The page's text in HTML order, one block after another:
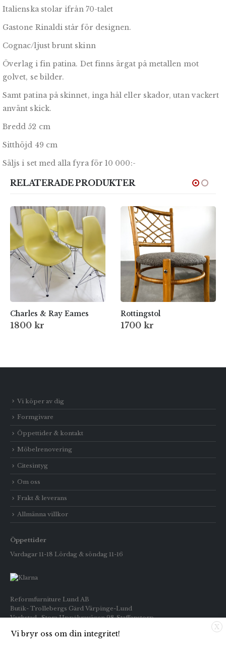
Italienska stolar ifrån 70-talet
Gastone Rinaldi står för designen.
Cognac/ljust brunt skinn
Överlag i fin patina. Det finns ärgat på metallen mot
golvet, se bilder.
Samt patina på skinnet, inga hål eller skador, utan vackert
använt skick.
Bredd 52 cm
Sitthöjd 49 cm
Säljs i set med alla fyra för 10 000:-
RELATERADE PRODUKTER
Charles & Ray Eames
1800 kr
Rottingstol
1700 kr
Vi köper av dig
Formgivare
Öppettider & kontakt
Möbelrenovering
Citesintyg
Om oss
Frakt & leverans
Allmänna villkor
Öppettider
Vardagar 11-18 Lördag & söndag 11-16
Reformfurniture Lund AB
Butik- Trollebergs Gård Värpinge-Lund
Verkstad- Stora Uppåkravägen 98 Staffanstorp
Telefon: Butiken 0709-269916
X
Vi bryr oss om din integritet!